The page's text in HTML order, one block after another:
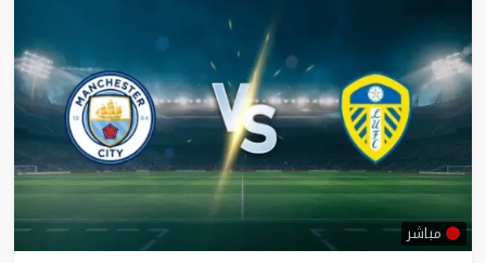
مباشر